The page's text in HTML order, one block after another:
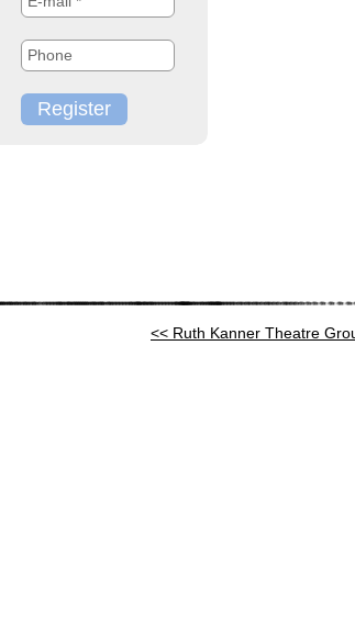
Ruth Kanner Theatre